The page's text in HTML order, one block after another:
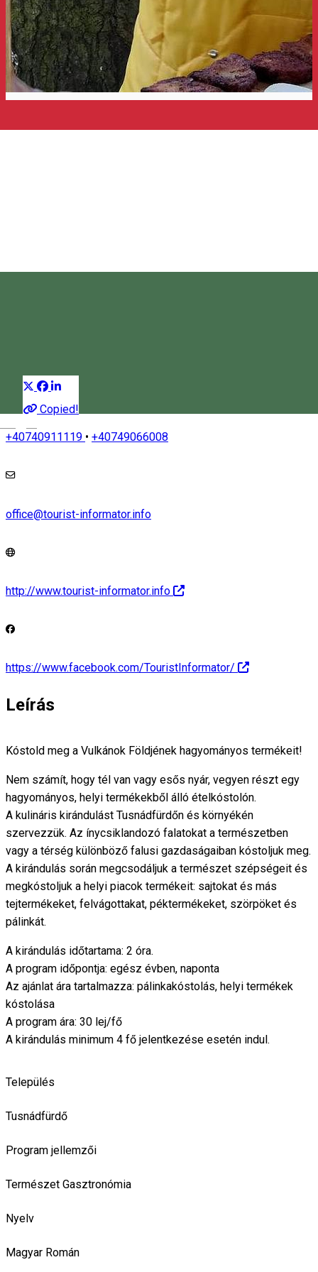
Kóstold meg a Vulkánok
Copied!
+40740911119 • +40749066008
office@tourist-informator.info
http://www.tourist-informator.info
https://www.facebook.com/TouristInformator/
Leírás
Kóstold meg a Vulkánok Földjének hagyományos termékeit!
Nem számít, hogy tél van vagy esős nyár, vegyen részt egy
hagyományos, helyi termékekből álló ételkóstolón.
A kulináris kirándulást Tusnádfürdőn és környékén
szervezzük. Az ínycsiklandozó falatokat a természetben
vagy a térség különböző falusi gazdaságaiban kóstoljuk meg.
A kirándulás során megcsodáljuk a természet szépségeit és
megkóstoljuk a helyi piacok termékeit: sajtokat és más
tejtermékeket, felvágottakat, péktermékeket, szörpöket és
pálinkát.
A kirándulás időtartama: 2 óra.
A program időpontja: egész évben, naponta
Az ajánlat ára tartalmazza: pálinkakóstolás, helyi termékek
kóstolása
A program ára: 30 lej/fő
A kirándulás minimum 4 fő jelentkezése esetén indul.
Település
Tusnádfürdő
Program jellemzői
Természet Gasztronómia
Nyelv
Magyar Román